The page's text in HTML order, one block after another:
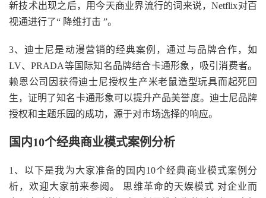
新技术出现之后，用今天商业界流行的词来说，Netflix对百
视通进行了“ 降维打击 ”。
3、迪士尼是动漫营销的经典案例，通过与品牌合作，如
LV、PRADA等国际知名品牌结合卡通形象，吸引消费者。
赖恩公司因获得迪士尼授权生产米老鼠造型玩具而起死回
生，证明了知名卡通形象可以提升产品美誉度。迪士尼品牌
授权和主题乐园的成功，源于对市场选择的响应。
国内10个经典商业模式案例分析
1、以下是我为大家准备的国内10个经典商业模式案例分
析，欢迎大家前来参阅。 思维革命的天娱模式 对企业而